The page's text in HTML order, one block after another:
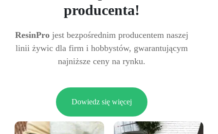
producenta!
ResinPro jest bezpośrednim producentem naszej
linii żywic dla firm i hobbystów, gwarantującym
najniższe ceny na rynku.
Dowiedz się więcej